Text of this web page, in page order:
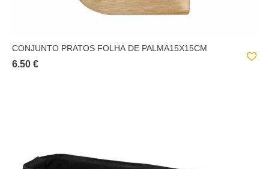
CONJUNTO PRATOS FOLHA DE PALMA15X15CM
6.50 €